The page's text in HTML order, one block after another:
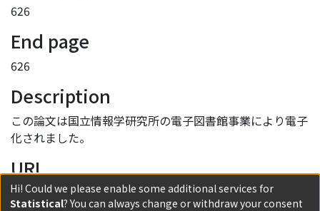
626
End page
626
Description
この論文は国立情報学研究所の電子図書館事業により電子
化されました。
URI
http://hdl.handle.net/2433/92716
Hi! Could we please enable some additional services for
Statistical? You can always change or withdraw your consent